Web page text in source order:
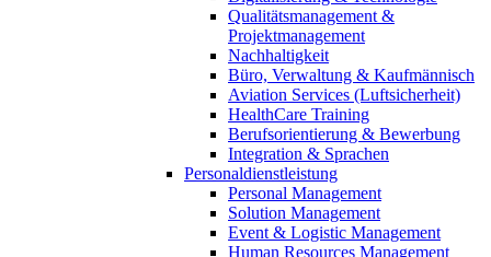
Qualitätsmanagement &
Projektmanagement
Nachhaltigkeit
Büro, Verwaltung & Kaufmännisch
Aviation Services (Luftsicherheit)
HealthCare Training
Berufsorientierung & Bewerbung
Integration & Sprachen
Personaldienstleistung
Personal Management
Solution Management
Event & Logistic Management
Human Resources Management